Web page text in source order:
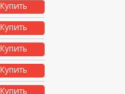
Купить
Купить
Купить
Купить
Купить